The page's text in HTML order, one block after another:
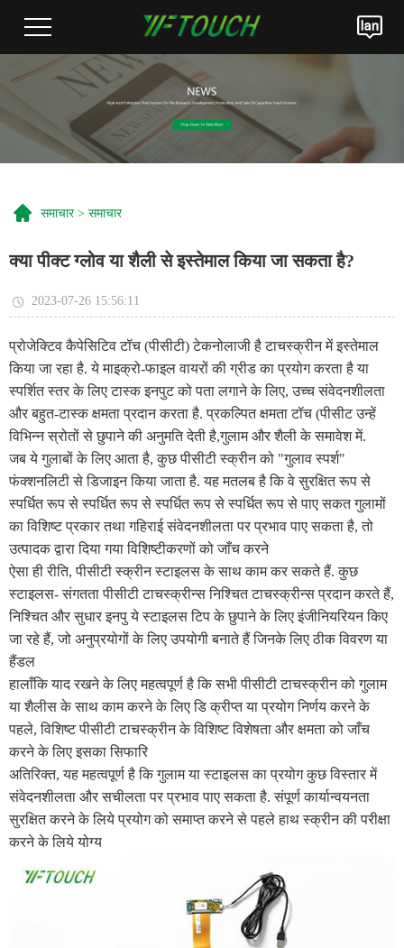
समाचार> समाचार
क्या पीक्ट ग्लोव या शैली से इस्तेमाल किया जा सकता है?
2023-07-26 15:56:11
प्रोजेक्टिव कैपेसिटिव टॉच (पीसीटी) टेकनोलाजी है टाचस्क्रीन में इस्तेमाल
किया जा रहा है. ये माइक्रो-फाइल वायरों की ग्रीड का प्रयोग करता है या
स्पर्शित स्तर के लिए टास्क इनपुट को पता लगाने के लिए, उच्च संवेदनशीलता
और बहुत-टास्क क्षमता प्रदान करता है. प्रकल्पित क्षमता टॉच (पीसीट उन्हें
विभिन्न स्रोतों से छुपाने की अनुमति देती है,गुलाम और शैली के समावेश में.
जब ये गुलाबों के लिए आता है, कुछ पीसीटी स्क्रीन को "गुलाव स्पर्श"
फंक्शनलिटी से डिजाइन किया जाता है. यह मतलब है कि वे सुरक्षित रूप से
स्पर्धित रूप से स्पर्धित रूप से स्पर्धित रूप से स्पर्धित रूप से पाए सकत गुलामों
का विशिष्ट प्रकार तथा गहिराई संवेदनशीलता पर प्रभाव पाए सकता है, तो
उत्पादक द्वारा दिया गया विशिष्टीकरणों को जाँच करने
ऐसा ही रीति, पीसीटी स्क्रीन स्टाइलस के साथ काम कर सकते हैं. कुछ
स्टाइलस- संगतता पीसीटी टाचस्क्रीन्स निश्चित टाचस्क्रीन्स प्रदान करते हैं,
निश्चित और सुधार इनपु ये स्टाइलस टिप के छुपाने के लिए इंजीनियरियन किए
जा रहे हैं, जो अनुप्रयोगों के लिए उपयोगी बनाते हैं जिनके लिए ठीक विवरण या
हैंडल
हालाँकि याद रखने के लिए महत्वपूर्ण है कि सभी पीसीटी टाचस्क्रीन को गुलाम
या शैलीस के साथ काम करने के लिए डि क्रीप्त या प्रयोग निर्णय करने के
पहले, विशिष्ट पीसीटी टाचस्क्रीन के विशिष्ट विशेषता और क्षमता को जाँच
करने के लिए इसका सिफारि
अतिरिक्त, यह महत्वपूर्ण है कि गुलाम या स्टाइलस का प्रयोग कुछ विस्तार में
संवेदनशीलता और सचीलता पर प्रभाव पाए सकता है. संपूर्ण कार्यान्वयनता
सुरक्षित करने के लिये प्रयोग को समाप्त करने से पहले हाथ स्क्रीन की परीक्षा
करने के लिये योग्य